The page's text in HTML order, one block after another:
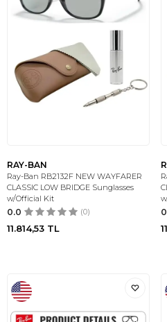
RAY-BAN
Ray-Ban RB2132F NEW WAYFARER
CLASSIC LOW BRIDGE Sunglasses
w/Official Kit
0.0 (0)
11.814,53 TL